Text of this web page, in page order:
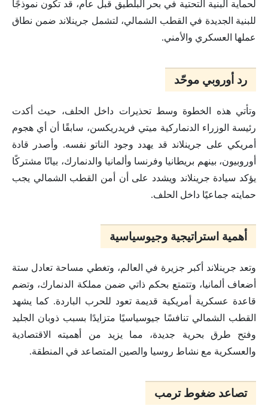
لحماية البنية التحتية في بحر البلطيق قبل عام، قد تكون نموذجًا
للبنية الجديدة في القطب الشمالي، لتشمل جرينلاند ضمن نطاق
عملها العسكري والأمني.
رد أوروبي موحّد
وتأتي هذه الخطوة وسط تحذيرات داخل الحلف، حيث أكدت
رئيسة الوزراء الدنماركية ميتي فريدريكسن، سابقًا أن أي هجوم
أمريكي على جرينلاند قد يهدد وجود الناتو نفسه. وأصدر قادة
أوروبيون، بينهم بريطانيا وفرنسا وألمانيا والدنمارك، بيانًا مشتركًا
يؤكد سيادة جرينلاند ويشدد على أن أمن القطب الشمالي يجب
حمايته جماعيًا داخل الحلف.
أهمية استراتيجية وجيوسياسية
وتعد جرينلاند أكبر جزيرة في العالم، وتغطي مساحة تعادل ستة
أضعاف ألمانيا، وتتمتع بحكم ذاتي ضمن مملكة الدنمارك، وتضم
قاعدة عسكرية أمريكية قديمة تعود للحرب الباردة. كما يشهد
القطب الشمالي تنافسًا جيوسياسيًا متزايدًا بسبب ذوبان الجليد
وفتح طرق بحرية جديدة، مما يزيد من أهميته الاقتصادية
والعسكرية مع نشاط روسيا والصين المتصاعد في المنطقة.
تصاعد ضغوط ترمب